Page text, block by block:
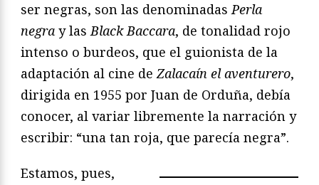
ser negras, son las denominadasPerla
negra y lasBlack Baccara, de tonalidad rojo
intenso o burdeos, que el guionista de la
adaptación al cine deZalacaín el aventurero,
dirigida en 1955 por Juan de Orduña, debía
conocer, al variar libremente la narración y
escribir: “una tan roja, que parecía negra”.
Estamos, pues,